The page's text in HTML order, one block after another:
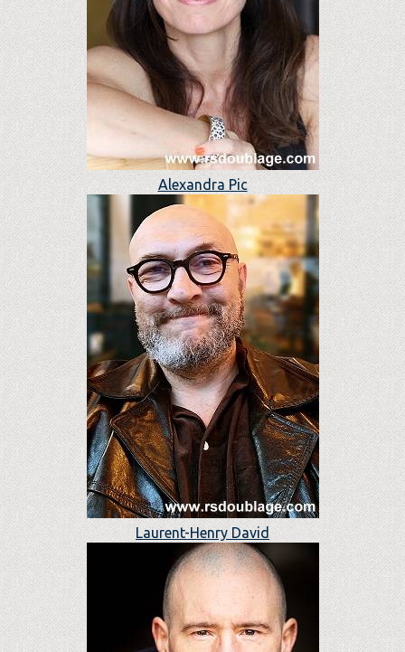
Alexandra Pic
Laurent-Henry David